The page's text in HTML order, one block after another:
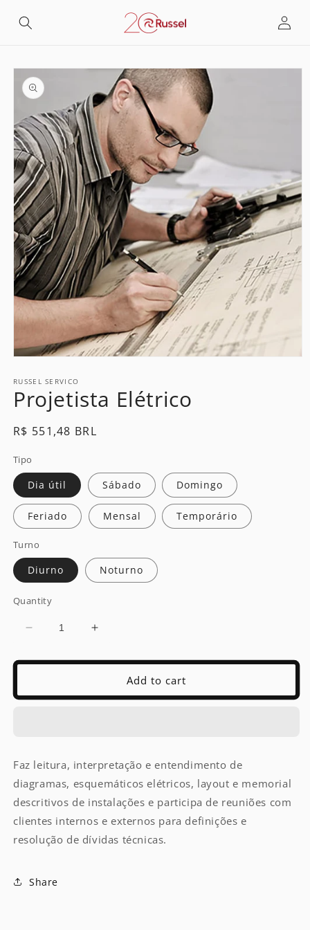
Skip to
content
Log
in
Skip to
product
information
1
in
modal
RUSSEL SERVICO
Projetista Elétrico
Regular
R$ 551,48 BRL
Tipo
Dia útil Sábado Domingo
Feriado Mensal Temporário
Turno
Diurno Noturno
Quantity
Decrease
for
Increase
for
ProjetistaAdd to cart
Faz leitura, interpretação e entendimento de
diagramas, esquemáticos elétricos, layout e memorial
descritivos de instalações e participa de reuniões com
clientes internos e externos para definições e
resolução de dívidas técnicas.
Share